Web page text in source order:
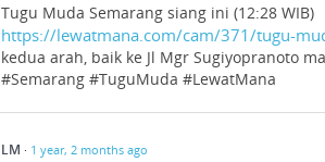
Tugu Muda Semarang siang ini (12:28 WIB)
https://lewatmana.com/cam/371/tugu-
kedua arah, baik ke Jl Mgr Sugiyopranoto
#Semarang #TuguMuda #LewatMana
LM · 1 year, 2 months ago